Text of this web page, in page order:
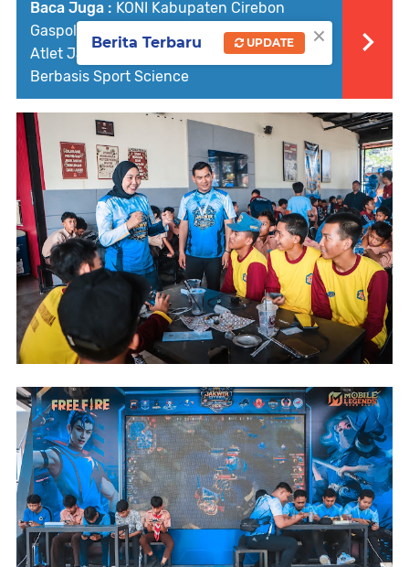
Baca Juga : KONI Kabupaten Cirebon
Gaspol Menuju PORPROV Jabar 2026, 422
Atlet Jalani Tes Fisik dan Kesehatan
Berbasis Sport Science
×
Berita Terbaru UPDATE